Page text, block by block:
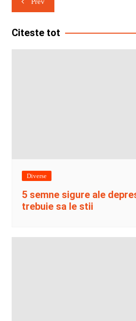
în
articole
Citeste tot
Diverse
5 semne sigure ale
trebuie sa le stii